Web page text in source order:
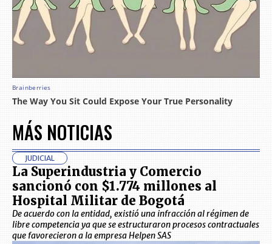
MÁS NOTICIAS
JUDICIAL
La Superindustria y Comercio
sancionó con $1.774 millones al
Hospital Militar de Bogotá
De acuerdo con la entidad, existió una infracción al régimen de
libre competencia ya que se estructuraron procesos contractuales
que favorecieron a la empresa Helpen SAS